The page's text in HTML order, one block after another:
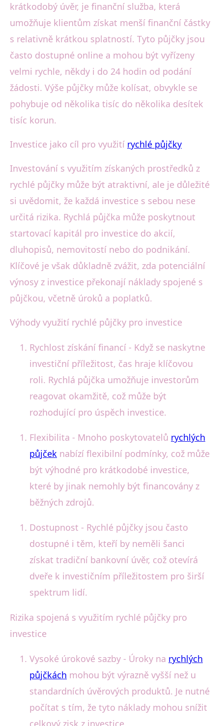
krátkodobý úvěr, je finanční služba, která
umožňuje klientům získat menší finanční částky
s relativně krátkou splatností. Tyto půjčky jsou
často dostupné online a mohou být vyřízeny
velmi rychle, někdy i do 24 hodin od podání
žádosti. Výše půjčky může kolísat, obvykle se
pohybuje od několika tisíc do několika desítek
tisíc korun.
Investice jako cíl pro využití rychlé půjčky
Investování s využitím získaných prostředků z
rychlé půjčky může být atraktivní, ale je důležité
si uvědomit, že každá investice s sebou nese
určitá rizika. Rychlá půjčka může poskytnout
startovací kapitál pro investice do akcií,
dluhopisů, nemovitostí nebo do podnikání.
Klíčové je však důkladně zvážit, zda potenciální
výnosy z investice překonají náklady spojené s
půjčkou, včetně úroků a poplatků.
Výhody využití rychlé půjčky pro investice
Rychlost získání financí - Když se naskytne
investiční příležitost, čas hraje klíčovou
roli. Rychlá půjčka umožňuje investorům
reagovat okamžitě, což může být
rozhodující pro úspěch investice.
Flexibilita - Mnoho poskytovatelů rychlých
půjček nabízí flexibilní podmínky, což může
být výhodné pro krátkodobé investice,
které by jinak nemohly být financovány z
běžných zdrojů.
Dostupnost - Rychlé půjčky jsou často
dostupné i těm, kteří by neměli šanci
získat tradiční bankovní úvěr, což otevírá
dveře k investičním příležitostem pro širší
spektrum lidí.
Rizika spojená s využitím rychlé půjčky pro
investice
Vysoké úrokové sazby - Úroky na rychlých
půjčkách mohou být výrazně vyšší než u
standardních úvěrových produktů. Je nutné
počítat s tím, že tyto náklady mohou snížit